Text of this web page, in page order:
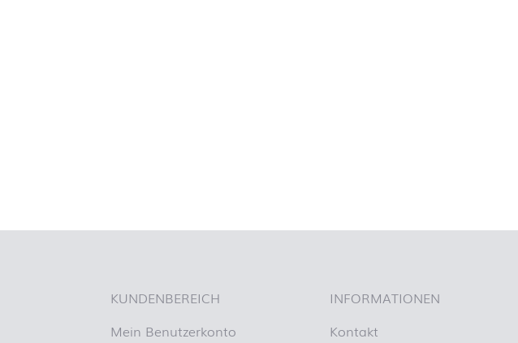
oben
KUNDENBEREICH
Mein Benutzerkonto
INFORMATIONEN
Kontakt